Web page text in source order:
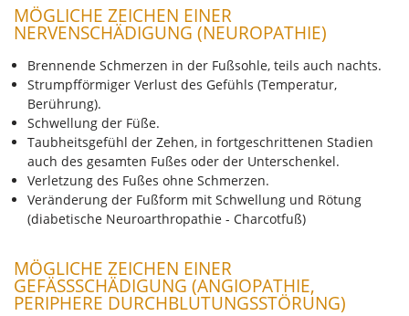
MÖGLICHE ZEICHEN EINER
NERVENSCHÄDIGUNG (NEUROPATHIE)
Brennende Schmerzen in der Fußsohle, teils auch nachts.
Strumpfförmiger Verlust des Gefühls (Temperatur,
Berührung).
Schwellung der Füße.
Taubheitsgefühl der Zehen, in fortgeschrittenen Stadien
auch des gesamten Fußes oder der Unterschenkel.
Verletzung des Fußes ohne Schmerzen.
Veränderung der Fußform mit Schwellung und Rötung
(diabetische Neuroarthropathie - Charcotfuß)
MÖGLICHE ZEICHEN EINER
GEFÄSSSCHÄDIGUNG (ANGIOPATHIE, P
ERIPHERE DURCHBLUTUNGSSTÖRUNG)